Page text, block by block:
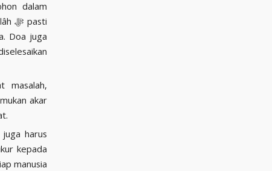
Doa juga
masalah,
akar
manusia